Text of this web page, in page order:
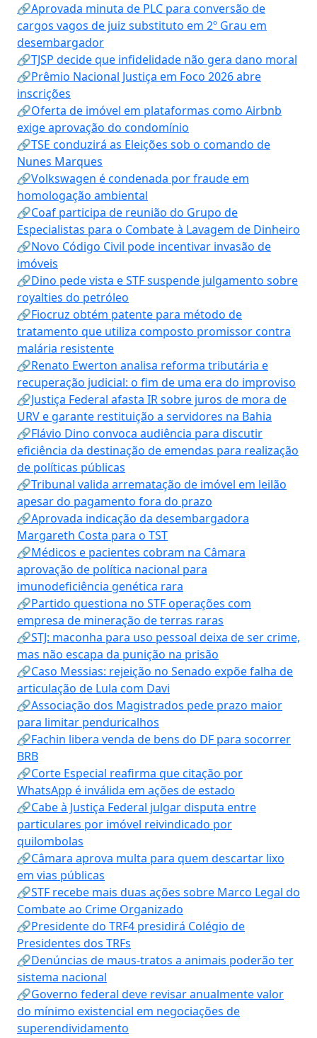
🔗Aprovada minuta de PLC para conversão de
cargos vagos de juiz substituto em 2º Grau em
desembargador
🔗TJSP decide que infidelidade não gera dano moral
🔗Prêmio Nacional Justiça em Foco 2026 abre
inscrições
🔗Oferta de imóvel em plataformas como Airbnb
exige aprovação do condomínio
🔗TSE conduzirá as Eleições sob o comando de
Nunes Marques
🔗Volkswagen é condenada por fraude em
homologação ambiental
🔗Coaf participa de reunião do Grupo de
Especialistas para o Combate à Lavagem de Dinheiro
🔗Novo Código Civil pode incentivar invasão de
imóveis
🔗Dino pede vista e STF suspende julgamento sobre
royalties do petróleo
🔗Fiocruz obtém patente para método de
tratamento que utiliza composto promissor contra
malária resistente
🔗Renato Ewerton analisa reforma tributária e
recuperação judicial: o fim de uma era do improviso
🔗Justiça Federal afasta IR sobre juros de mora de
URV e garante restituição a servidores na Bahia
🔗Flávio Dino convoca audiência para discutir
eficiência da destinação de emendas para realização
de políticas públicas
🔗Tribunal valida arrematação de imóvel em leilão
apesar do pagamento fora do prazo
🔗Aprovada indicação da desembargadora
Margareth Costa para o TST
🔗Médicos e pacientes cobram na Câmara
aprovação de política nacional para
imunodeficiência genética rara
🔗Partido questiona no STF operações com
empresa de mineração de terras raras
🔗STJ: maconha para uso pessoal deixa de ser crime,
mas não escapa da punição na prisão
🔗Caso Messias: rejeição no Senado expõe falha de
articulação de Lula com Davi
🔗Associação dos Magistrados pede prazo maior
para limitar penduricalhos
🔗Fachin libera venda de bens do DF para socorrer
BRB
🔗Corte Especial reafirma que citação por
WhatsApp é inválida em ações de estado
🔗Cabe à Justiça Federal julgar disputa entre
particulares por imóvel reivindicado por
quilombolas
🔗Câmara aprova multa para quem descartar lixo
em vias públicas
🔗STF recebe mais duas ações sobre Marco Legal do
Combate ao Crime Organizado
🔗Presidente do TRF4 presidirá Colégio de
Presidentes dos TRFs
🔗Denúncias de maus-tratos a animais poderão ter
sistema nacional
🔗Governo federal deve revisar anualmente valor
do mínimo existencial em negociações de
superendividamento